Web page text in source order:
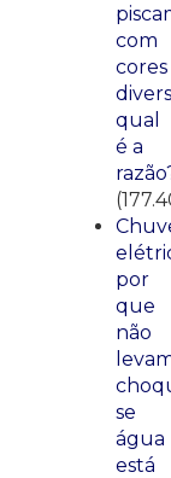
com
cores
qual
é a
por
que
não
se
água
está